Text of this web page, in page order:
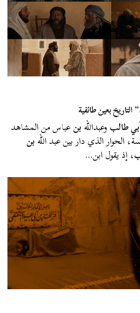
طالبوعبداللهبنعباس من المشاهد
الحوار الذي دار بين عبد اللهبن
، إذ يقول ابن…